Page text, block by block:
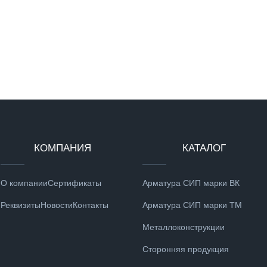
КОМПАНИЯ
О компанииСертификаты
РеквизитыНовостиКонтакты
КАТАЛОГ
Арматура СИП марки ВК
Арматура СИП марки ТМ
Металлоконструкции
Сторонняя продукция